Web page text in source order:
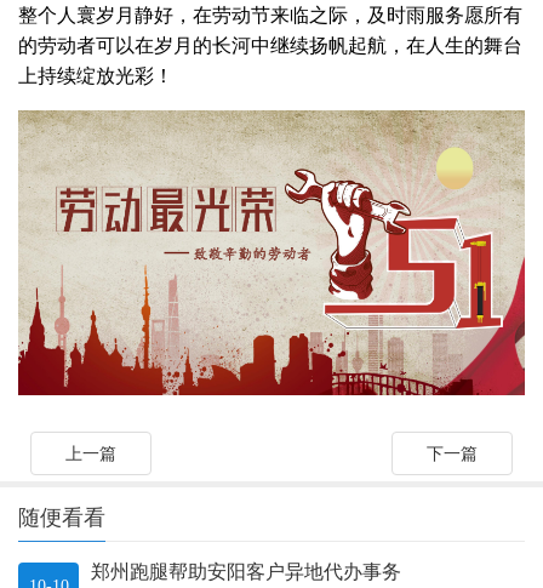
整个人寰岁月静好，在劳动节来临之际，及时雨服务愿所有
的劳动者可以在岁月的长河中继续扬帆起航，在人生的舞台
上持续绽放光彩！
上一篇 下一篇
随便看看
郑州跑腿帮助安阳客户异地代办事务